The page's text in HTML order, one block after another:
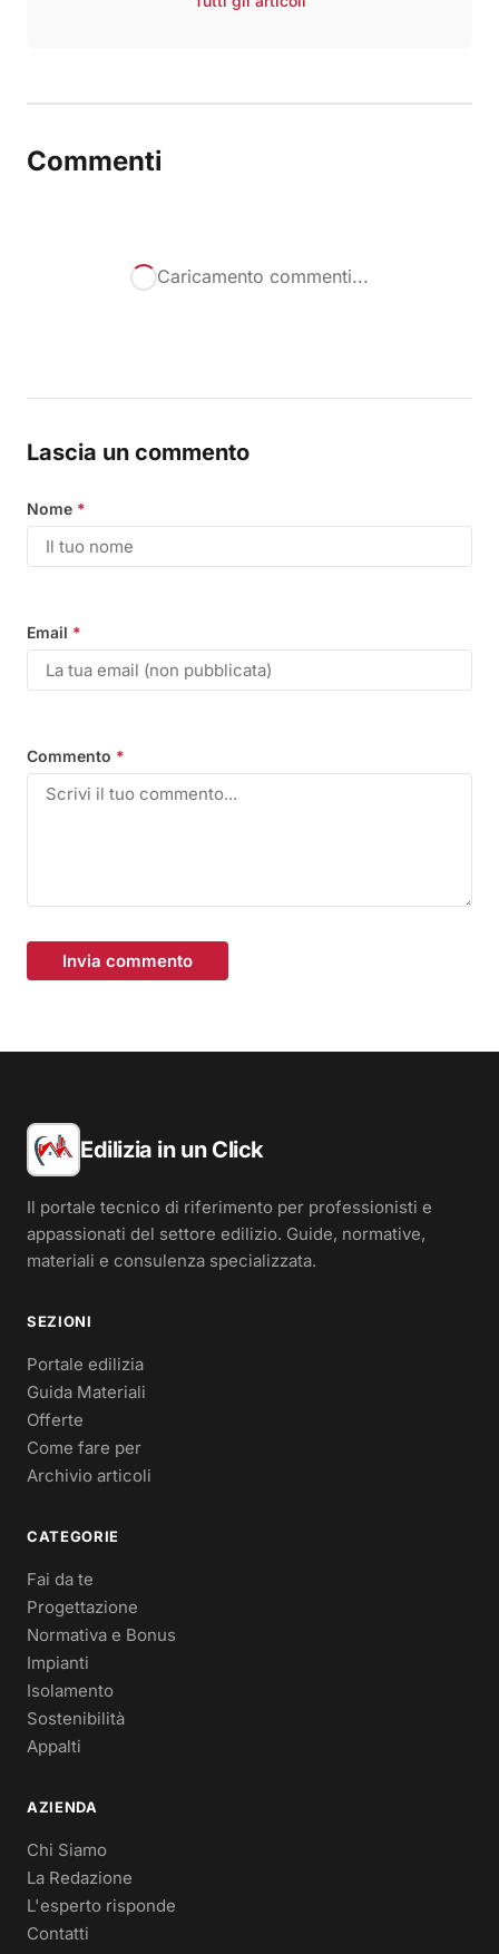
Commenti
Caricamento commenti...
Lascia un commento
Nome *
Email *
Commento *
Invia commento
Edilizia in un Click
Il portale tecnico di riferimento per professionisti e
appassionati del settore edilizio. Guide, normative,
materiali e consulenza specializzata.
SEZIONI
Portale edilizia
Guida Materiali
Offerte
Come fare per
Archivio articoli
CATEGORIE
Fai da te
Progettazione
Normativa e Bonus
Impianti
Isolamento
Sostenibilità
Appalti
AZIENDA
Chi Siamo
La Redazione
L'esperto risponde
Contatti